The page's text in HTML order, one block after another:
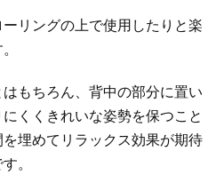
リングの上で使用したりと楽
もちろん、背中の部分に置い
くくきれいな姿勢を保つこと
埋めてリラックス効果が期待
。